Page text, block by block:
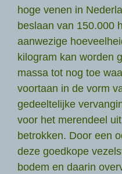
hoge venen in
beslaan van 150.000
aanwezige
kilogram kan worden
massa tot nog toe
voortaan in de vorm
gedeeltelijke
voor het merendeel
betrokken. Door een
deze goedkope
bodem en daarin